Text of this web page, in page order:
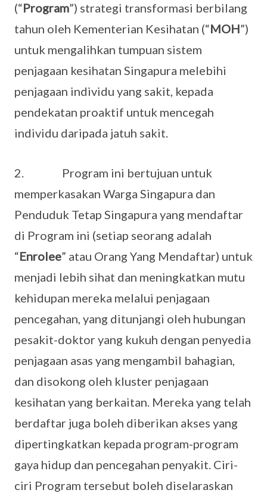
(“Program”) strategi transformasi berbilang
tahun oleh Kementerian Kesihatan (“MOH”)
untuk mengalihkan tumpuan sistem
penjagaan kesihatan Singapura melebihi
penjagaan individu yang sakit, kepada
pendekatan proaktif untuk mencegah
individu daripada jatuh sakit.
2. Program ini bertujuan untuk
memperkasakan Warga Singapura dan
Penduduk Tetap Singapura yang mendaftar
di Program ini (setiap seorang adalah
“Enrolee” atau Orang Yang Mendaftar) untuk
menjadi lebih sihat dan meningkatkan mutu
kehidupan mereka melalui penjagaan
pencegahan, yang ditunjangi oleh hubungan
pesakit-doktor yang kukuh dengan penyedia
penjagaan asas yang mengambil bahagian,
dan disokong oleh kluster penjagaan
kesihatan yang berkaitan. Mereka yang telah
berdaftar juga boleh diberikan akses yang
dipertingkatkan kepada program-program
gaya hidup dan pencegahan penyakit. Ciri-
ciri Program tersebut boleh diselaraskan